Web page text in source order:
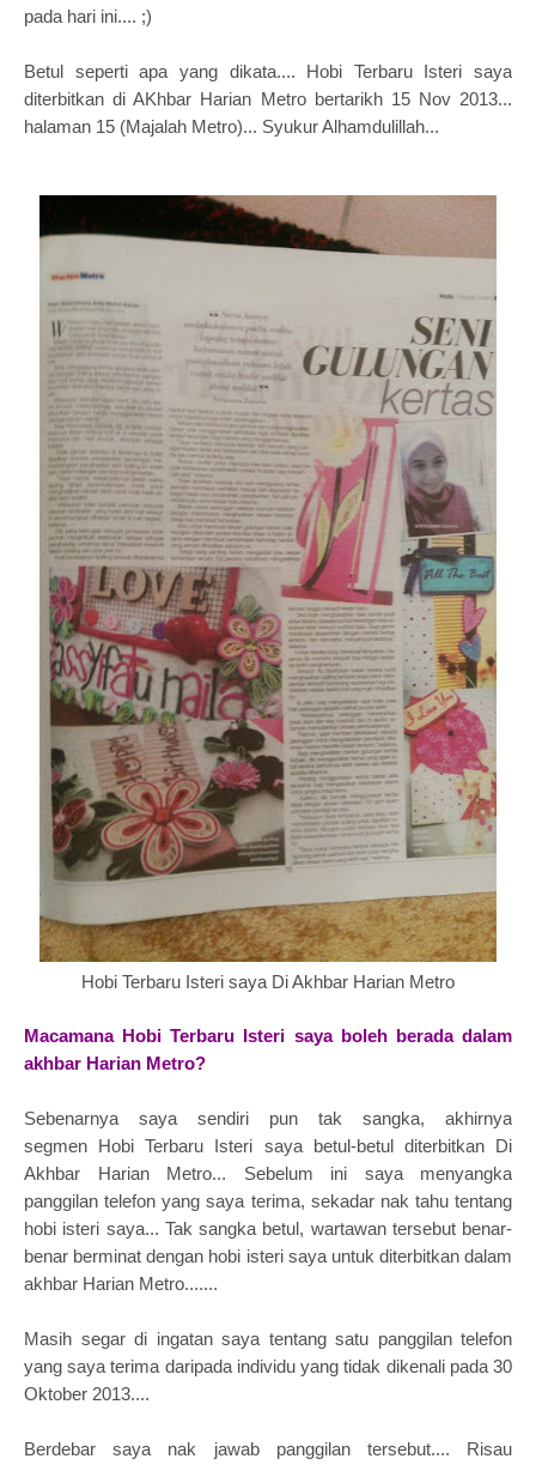
pada hari ini.... ;)
Betul seperti apa yang dikata.... Hobi Terbaru Isteri saya
diterbitkan di AKhbar Harian Metro bertarikh 15 Nov 2013...
halaman 15 (Majalah Metro)... Syukur Alhamdulillah...
Hobi Terbaru Isteri saya Di Akhbar Harian Metro
Macamana Hobi Terbaru Isteri saya boleh berada dalam
akhbar Harian Metro?
Sebenarnya saya sendiri pun tak sangka, akhirnya
segmen Hobi Terbaru Isteri saya betul-betul diterbitkan Di
Akhbar Harian Metro... Sebelum ini saya menyangka
panggilan telefon yang saya terima, sekadar nak tahu tentang
hobi isteri saya... Tak sangka betul, wartawan tersebut benar-
benar berminat dengan hobi isteri saya untuk diterbitkan dalam
akhbar Harian Metro.......
Masih segar di ingatan saya tentang satu panggilan telefon
yang saya terima daripada individu yang tidak dikenali pada 30
Oktober 2013....
Berdebar saya nak jawab panggilan tersebut.... Risau